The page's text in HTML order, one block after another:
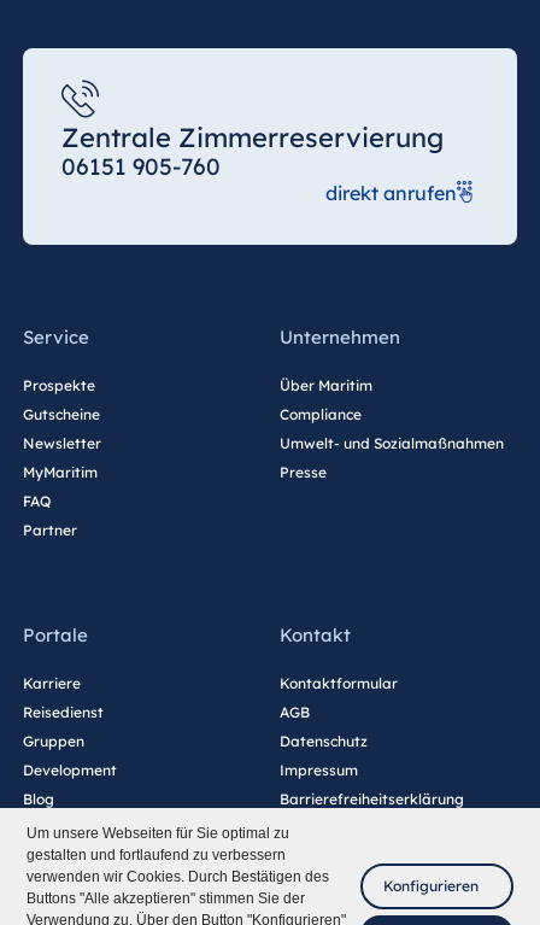
Um unsere Webseiten für Sie optimal zu
gestalten und fortlaufend zu verbessern
verwenden wir Cookies. Durch Bestätigen des
Buttons "Alle akzeptieren" stimmen Sie der
Verwendung zu. Über den Button "Konfigurieren"
Konfigurieren
Zentrale Zimmerreservierung
06151 905-760
direkt anrufen
Service
Prospekte
Gutscheine
Newsletter
MyMaritim
FAQ
Partner
Unternehmen
Über Maritim
Compliance
Umwelt- und Sozialmaßnahmen
Presse
Portale
Karriere
Reisedienst
Gruppen
Development
Blog
Kontakt
Kontaktformular
AGB
Datenschutz
Impressum
Barrierefreiheitserklärung
Cookie-Einstellungen